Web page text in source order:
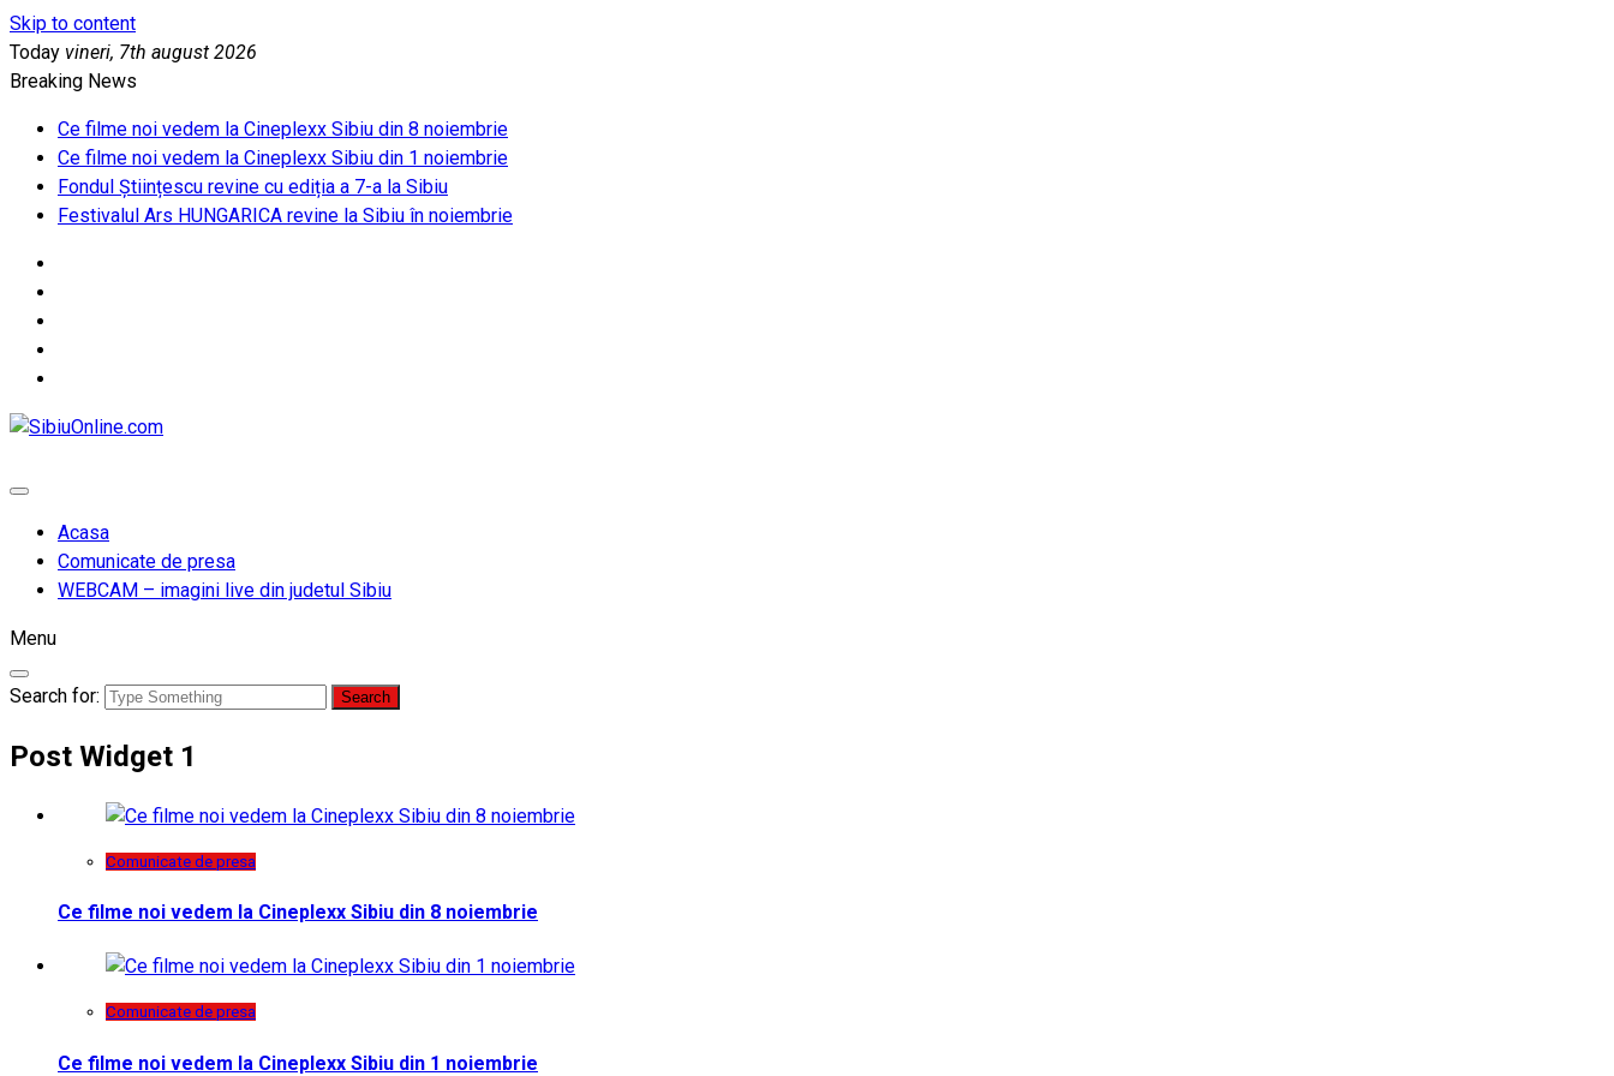
Skip to content
Today vineri, 7th august 2026
Breaking News
Ce filme noi vedem la Cineplexx Sibiu din 8 noiembrie
Ce filme noi vedem la Cineplexx Sibiu din 1 noiembrie
Fondul Științescu revine cu ediția a 7-a la Sibiu
Festivalul Ars HUNGARICA revine la Sibiu în noiembrie
Acasa
Comunicate de presa
WEBCAM – imagini live din judetul Sibiu
Menu
Search for:
Post Widget 1
Comunicate de presa
Ce filme noi vedem la Cineplexx Sibiu din 8 noiembrie
Comunicate de presa
Ce filme noi vedem la Cineplexx Sibiu din 1 noiembrie